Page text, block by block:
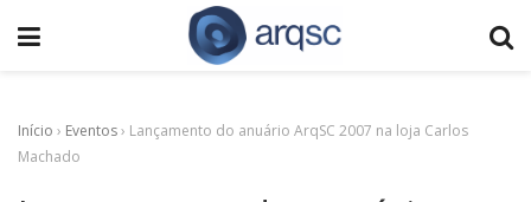
Início › Eventos› Lançamento do anuário ArqSC 2007 na loja Carlos
Machado